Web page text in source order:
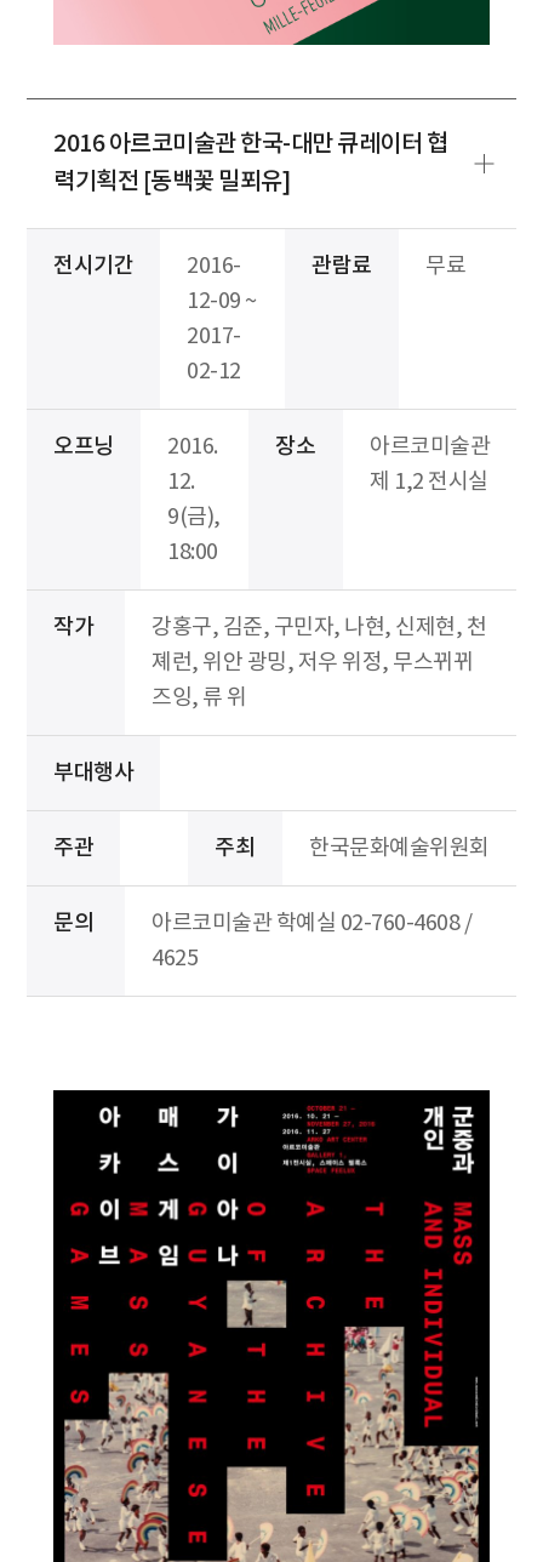
2016 아르코미술관 한국-대만 큐레이터 협
력기획전 [동백꽃 밀푀유]
전시기간
2016-
12-09 ~
2017-
02-12
관람료 무료
오프닝
2016.
12.
9(금),
18:00
장소
아르코미술관
제 1,2 전시실
작가
강홍구, 김준, 구민자, 나현, 신제현, 천
졔런, 위안 광밍, 저우 위정, 무스뀌뀌
즈잉, 류 위
부대행사
주관 주최 한국문화예술위원회
문의
아르코미술관 학예실 02-760-4608 /
4625